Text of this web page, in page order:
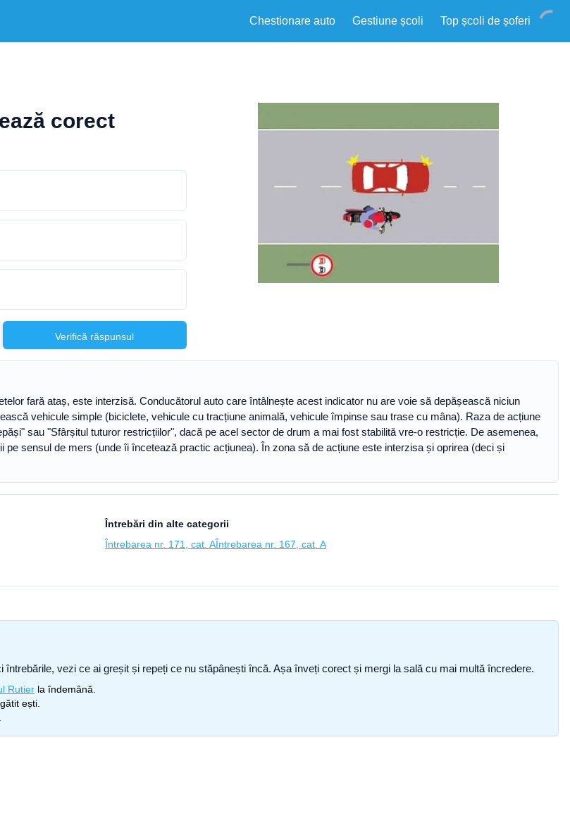
Chestionare auto Gestiune școli Top școli de șoferi
corect
Verifică răspunsul
fară ataș, este interzisă. Conducătorul auto care întâlnește acest indicator nu are voie să depășească niciun
vehicule simple (biciclete, vehicule cu tracțiune animală, vehicule împinse sau trase cu mâna). Raza de acțiune
sau "Sfârșitul tuturor restricțiilor", dacă pe acel sector de drum a mai fost stabilită vre-o restricție. De asemenea,
sensul de mers (unde îi încetează practic acțiunea). În zona să de acțiune este interzisa și oprirea (deci și
Întrebări din alte categorii
Întrebarea nr. 171, cat. AÎntrebarea nr. 167, cat. A
vezi ce ai greșit și repeți ce nu stăpânești încă. Așa înveți corect și mergi la sală cu mai multă încredere.
Rutier la îndemână.
ești.